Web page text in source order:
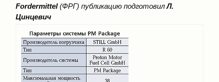
Fordermittel(ФРГ) публикацию подготовилЛ.
Цинцевич